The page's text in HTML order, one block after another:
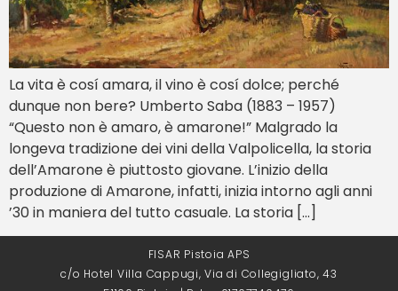
La vita è cosí amara, il vino è cosí dolce; perché
dunque non bere? Umberto Saba (1883 – 1957)
“Questo non è amaro, è amarone!” Malgrado la
longeva tradizione dei vini della Valpolicella, la storia
dell’Amarone è piuttosto giovane. L’inizio della
produzione di Amarone, infatti, inizia intorno agli anni
’30 in maniera del tutto casuale. La storia […]
FISAR Pistoia APS
c/o Hotel Villa Cappugi, Via di Collegigliato, 43